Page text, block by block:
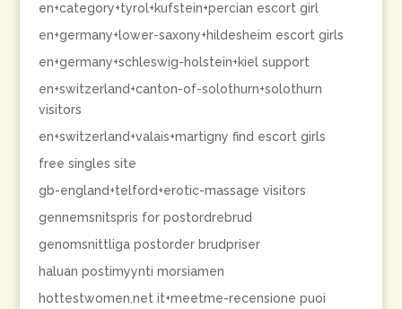
en+category+tyrol+kufstein+percian escort girl
en+germany+lower-saxony+hildesheim escort girls
en+germany+schleswig-holstein+kiel support
en+switzerland+canton-of-solothurn+solothurn
visitors
en+switzerland+valais+martigny find escort girls
free singles site
gb-england+telford+erotic-massage visitors
gennemsnitspris for postordrebrud
genomsnittliga postorder brudpriser
haluan postimyynti morsiamen
hottestwomen.net it+meetme-recensione puoi